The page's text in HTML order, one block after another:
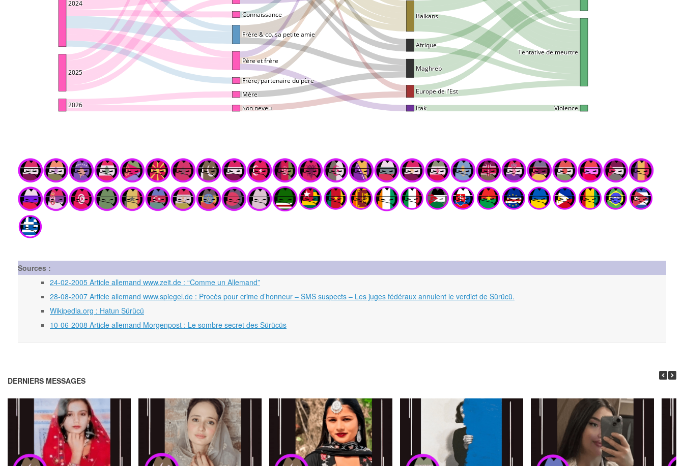
Sources :
24-02-2005 Article allemand www.zeit.de : “Comme un Allemand”
28-08-2007 Article allemand www.spiegel.de : Procès pour crime d’honneur – SMS suspects – Les juges fédéraux annulent le verdict de Sürücü.
Wikipedia.org : Hatun Sürücü
10-06-2008 Article allemand Morgenpost : Le sombre secret des Sürücüs
DERNIERS MESSAGES